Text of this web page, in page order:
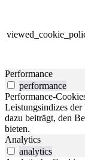
Performance
performance
Performance-
Leistungsindizes der
dazu beiträgt, den
bieten.
Analytics
analytics